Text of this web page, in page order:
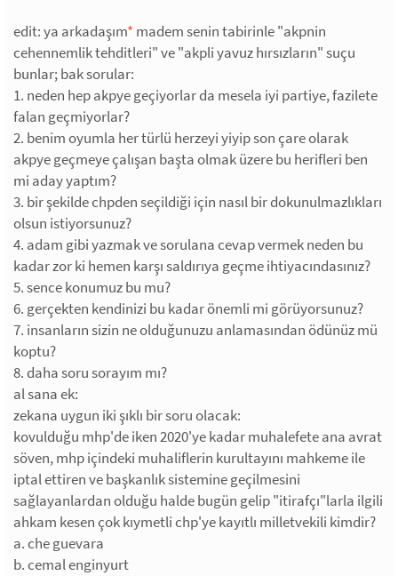
edit: ya arkadaşım* madem senin tabirinle "akpnin
cehennemlik tehditleri" ve "akpli yavuz hırsızların" suçu
bunlar; bak sorular:
1. neden hep akpye geçiyorlar da mesela iyi partiye, fazilete
falan geçmiyorlar?
2. benim oyumla her türlü herzeyi yiyip son çare olarak
akpye geçmeye çalışan başta olmak üzere bu herifleri ben
mi aday yaptım?
3. bir şekilde chpden seçildiği için nasıl bir dokunulmazlıkları
olsun istiyorsunuz?
4. adam gibi yazmak ve sorulana cevap vermek neden bu
kadar zor ki hemen karşı saldırıya geçme ihtiyacındasınız?
5. sence konumuz bu mu?
6. gerçekten kendinizi bu kadar önemli mi görüyorsunuz?
7. insanların sizin ne olduğunuzu anlamasından ödünüz mü
koptu?
8. daha soru sorayım mı?
al sana ek:
zekana uygun iki şıklı bir soru olacak:
kovulduğu mhp'de iken 2020'ye kadar muhalefete ana avrat
söven, mhp içindeki muhaliflerin kurultayını mahkeme ile
iptal ettiren ve başkanlık sistemine geçilmesini
sağlayanlardan olduğu halde bugün gelip "itirafçı"larla ilgili
ahkam kesen çok kıymetli chp'ye kayıtlı milletvekili kimdir?
a. che guevara
b. cemal enginyurt